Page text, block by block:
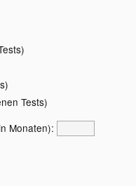
Tests)
Monaten):